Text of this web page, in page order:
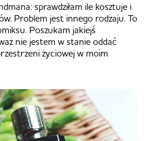
sprawdziłam ile kosztuje i
Problem jest innego rodzaju. To
Poszukam jakiejś
nie jestem w stanie oddać
życiowej w moim